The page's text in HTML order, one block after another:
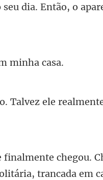
seu dia. Então, o
Talvez ele realme
trancada em